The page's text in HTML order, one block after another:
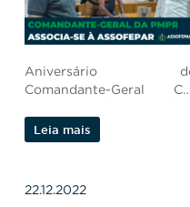
Aniversário
Comandante-Geral Cel.
QOPM Sérgio Almir
Teixeira.
Leia mais
22.12.2022